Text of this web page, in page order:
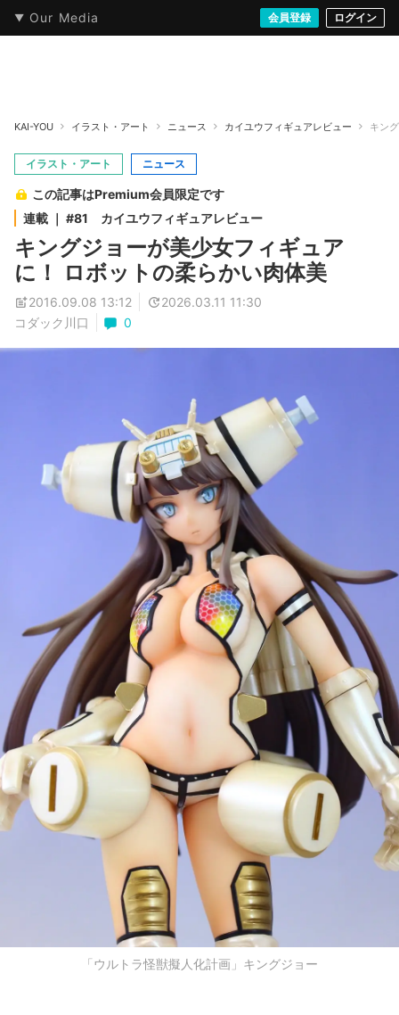
Our Media 会員登録 ログイン
本・文芸 情報化社会 音楽・映像 ゲームストリート
KAI-YOU イラスト・アート ニュース カイユウフィギュアレビュー キン
イラスト・アート ニュース
この記事はPremium会員限定です
連載 ｜ #81 カイユウフィギュアレビュー
キングジョーが美少女フィギュア
に！ ロボットの柔らかい肉体美
2016.09.08 13:12
2026.03.11 11:30
コダック川口
0
「ウルトラ怪獣擬人化計画」キングジョー